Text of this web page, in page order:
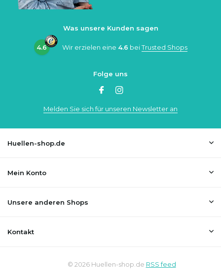
Was unsere Kunden sagen
4.6 Wir erzielen eine 4.6 beiTrusted Shops
Folge uns
Melden Sie sich für unseren Newsletter an
Huellen-shop.de
Mein Konto
Unsere anderen Shops
Kontakt
© 2026 Huellen-shop.de RSS feed